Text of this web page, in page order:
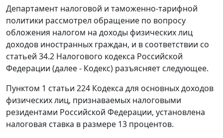
Департамент налоговой и таможенно-тарифной
политики рассмотрел обращение по вопросу
обложения налогом на доходы физических лиц
доходов иностранных граждан, и в соответствии со
статьей 34.2 Налогового кодекса Российской
Федерации (далее - Кодекс) разъясняет следующее.
Пунктом 1 статьи 224 Кодекса для основных доходов
физических лиц, признаваемых налоговыми
резидентами Российской Федерации, установлена
налоговая ставка в размере 13 процентов.